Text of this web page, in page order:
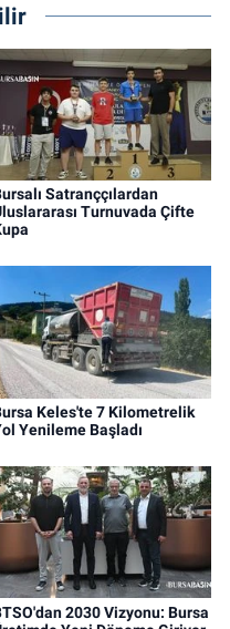
Satranççılardan
Turnuvada Çifte
Keles'te 7 Kilometrelik
Yenileme Başladı
2030 Vizyonu: Bursa